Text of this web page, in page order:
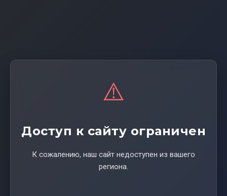
⚠️
Доступ к сайту ограничен
К сожалению, наш сайт недоступен из вашего
региона.